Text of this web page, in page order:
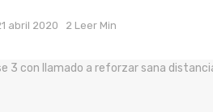
abril 2020 2 Leer Min